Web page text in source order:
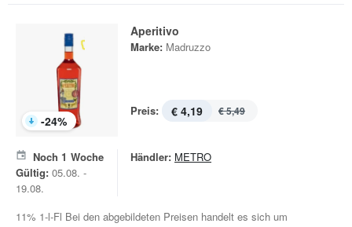
-24%
Aperitivo
Marke: Madruzzo
Preis: € 4,19 € 5,49
Noch 1 Woche
Gültig: 05.08. -
19.08.
Händler: METRO
11% 1-l-Fl Bei den abgebildeten Preisen handelt es sich um